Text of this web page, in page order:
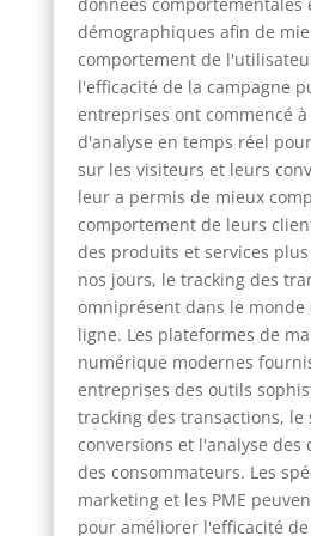
démographiques afin de
comportement de
l'efficacité de la campagne
entreprises ont commencé
d'analyse en temps réel
sur les visiteurs et leurs
leur a permis de mieux
comportement de leurs
des produits et services
nos jours, le tracking des
omniprésent dans le
ligne. Les plateformes de
numérique modernes
entreprises des outils
tracking des transactions, le
conversions et l'analyse des
des consommateurs. Les
marketing et les PME
pour améliorer l'efficacité